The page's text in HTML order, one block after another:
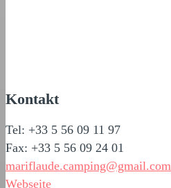
Kontakt
Tel: +33 5 56 09 11 97
Fax: +33 5 56 09 24 01
mariflaude.camping@gmail.com
Webseite